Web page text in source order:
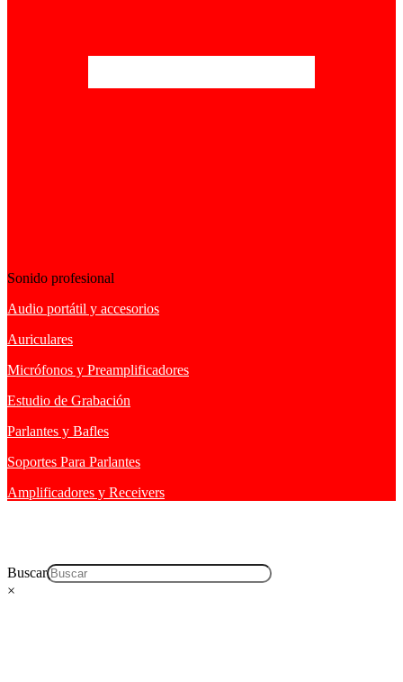
Sonido profesional
Audio portátil y accesorios
Auriculares
Micrófonos y Preamplificadores
Estudio de Grabación
Parlantes y Bafles
Soportes Para Parlantes
Amplificadores y Receivers
Buscar
×